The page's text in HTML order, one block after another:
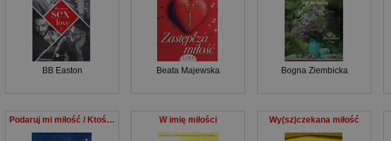
BB Easton Beata Majewska Bogna Ziembicka
Podaruj mi miłość / Ktoś mnie pokocha Pakiet 24 opowiadań o miłości W imię miłości Wy(sz)czekana miłość